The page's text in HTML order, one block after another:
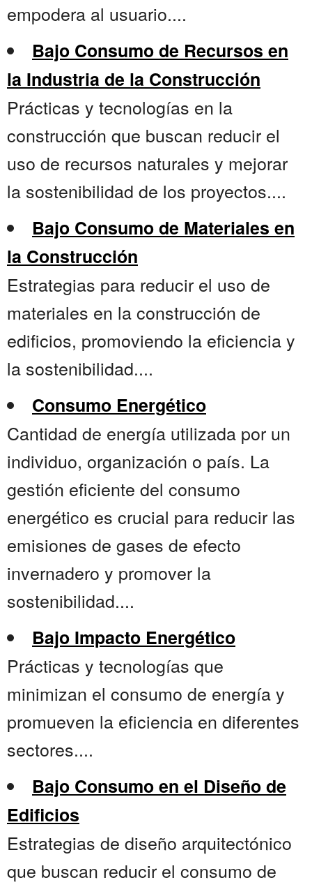
empodera al usuario....
Bajo Consumo de Recursos en
la Industria de la Construcción
Prácticas y tecnologías en la
construcción que buscan reducir el
uso de recursos naturales y mejorar
la sostenibilidad de los proyectos....
Bajo Consumo de Materiales en
la Construcción
Estrategias para reducir el uso de
materiales en la construcción de
edificios, promoviendo la eficiencia y
la sostenibilidad....
Consumo Energético
Cantidad de energía utilizada por un
individuo, organización o país. La
gestión eficiente del consumo
energético es crucial para reducir las
emisiones de gases de efecto
invernadero y promover la
sostenibilidad....
Bajo Impacto Energético
Prácticas y tecnologías que
minimizan el consumo de energía y
promueven la eficiencia en diferentes
sectores....
Bajo Consumo en el Diseño de
Edificios
Estrategias de diseño arquitectónico
que buscan reducir el consumo de